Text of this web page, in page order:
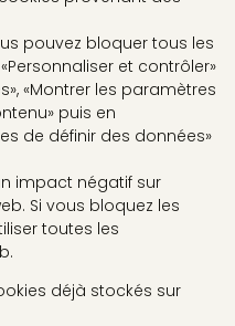
pouvez bloquer tous les
et contrôler»
«Montrer les paramètres
puis en
de définir des données»
impact négatif sur
Si vous bloquez les
toutes les
déjà stockés sur